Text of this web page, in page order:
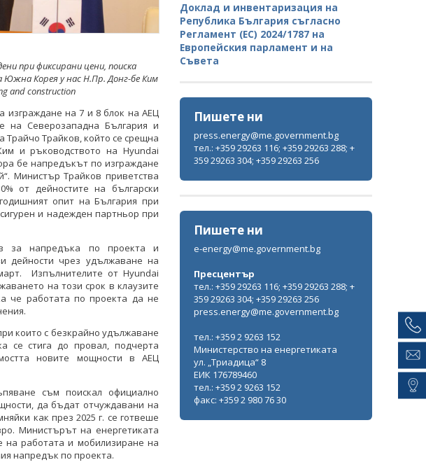
при фиксирани цени, поиска
Южна Корея у нас Н.Пр. Донг-бе Ким
and construction
изграждане на 7 и 8 блок на АЕЦ
на Северозападна България и
Трайчо Трайков, който се срещна
и ръководството на Hyundai
бе напредъкът по изграждане
Министър Трайков приветства
от дейностите на български
опит на България при
и надежден партньор при
за напредъка по проекта и
дейности чрез удължаване на
Изпълнителите от Hyundai
на този срок в клаузите
че работата по проекта да не
които с безкрайно удължаване
се стига до провал, подчерта
новите мощности в АЕЦ
съм поискал официално
да бъдат отчуждавани на
как през 2025 г. се готвеше
Министърът на енергетиката
на работата и мобилизиране на
напредък по проекта.
Доклад и инвентаризация на
Република България съгласно
Регламент (ЕС) 2024/1787 на
Европейския парламент и на
Съвета
Пишете ни
press.energy@me.government.bg
тел.: +359 29263 116; +359 29263 288; +
359 29263 304; +359 29263 256
Пишете ни
e-energy@me.government.bg
Пресцентър
тел.: +359 29263 116; +359 29263 288; +
359 29263 304; +359 29263 256
press.energy@me.government.bg
тел.: +359 2 9263 152
Министерство на енергетиката
ул. „Триадица“ 8
ЕИК 176789460
тел.: +359 2 9263 152
факс: +359 2 980 76 30